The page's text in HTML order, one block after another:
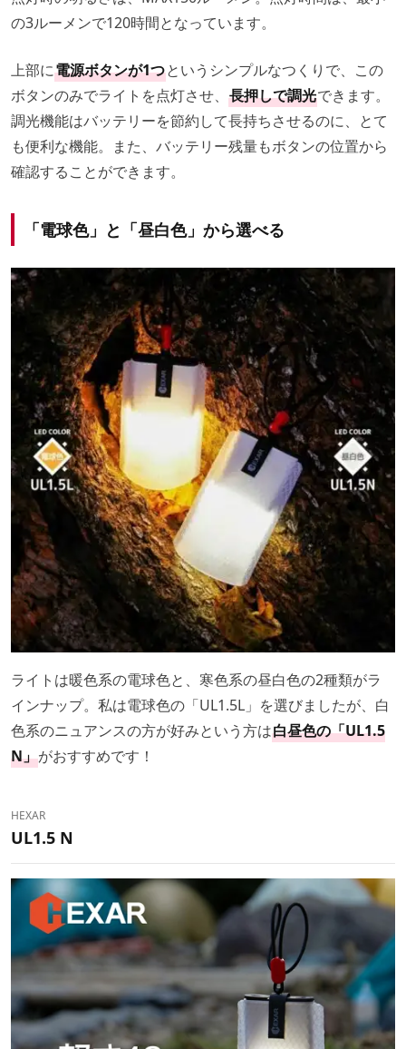
の3ルーメンで120時間となっています。
上部に電源ボタンが1つというシンプルなつくりで、この
ボタンのみでライトを点灯させ、 長押しで調光できます。
調光機能はバッテリーを節約して長持ちさせるのに、とて
も便利な機能。また、バッテリー残量もボタンの位置から
確認することができます。
「電球色」と「昼白色」から選べる
ライトは暖色系の電球色と、寒色系の昼白色の2種類がラ
インナップ。私は電球色の「UL1.5L」を選びましたが、白
色系のニュアンスの方が好みという方は白昼色の「UL1.5
N」がおすすめです！
HEXAR
UL1.5 N